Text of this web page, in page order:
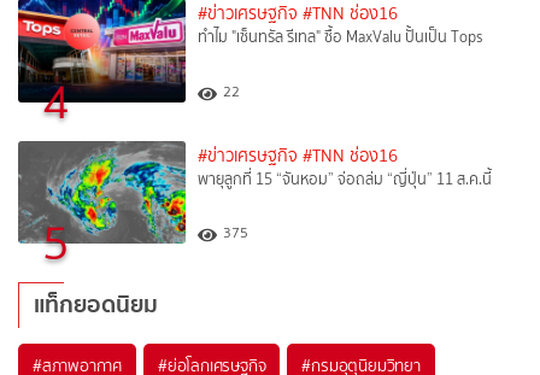
4
#ข่าวเศรษฐกิจ #TNN ช่อง16
ทำไม "เซ็นทรัล รีเทล" ซื้อ MaxValu ปั้นเป็น Tops
22
5
#ข่าวเศรษฐกิจ #TNN ช่อง16
พายุลูกที่ 15 “จันหอม” จ่อถล่ม “ญี่ปุ่น” 11 ส.ค.นี้
375
แท็กยอดนิยม
#สภาพอากาศ #ย่อโลกเศรษฐกิจ #กรมอุตุนิยมวิทยา